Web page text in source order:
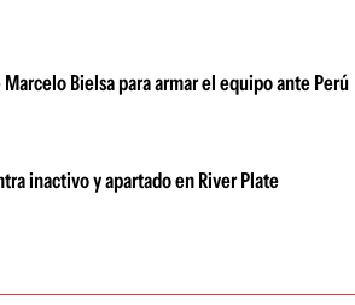
Bielsa para armar el equipo ante Perú
inactivo y apartado en River Plate